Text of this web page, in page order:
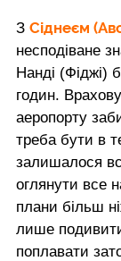
З Сіднеєм
несподіване
Нанді (Фіджі)
годин.
аеропорту
треба бути в
залишалося
оглянути все
плани більш
лише
поплавати